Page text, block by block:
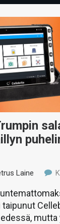
Laine
mutta